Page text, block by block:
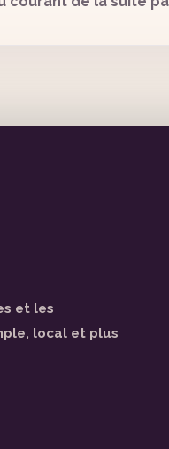
et les
local et plus